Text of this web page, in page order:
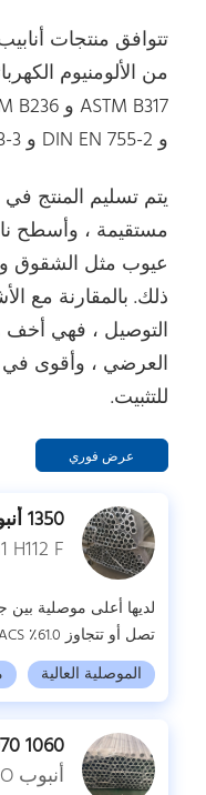
تتوافق منتجات
و DIN EN 755-2 و EN 573-3 ، إلخ.
يتم تسليم المنتج
مستقيمة ، وأسطح
عيوب مثل الشقوق
ذلك. بالمقارنة مع
التوصيل ، فهي أخف
العرضي ، وأقوى في
للتثبيت.
عرض فوري
1350 أنبوب أنبوبي
H112 F
لديها أعلى موصلية بين
تصل أو تتجاوز 61.0٪ IACS.
الموصلية العالية
1060 1070 أنبوبي
أنبوب H18 O